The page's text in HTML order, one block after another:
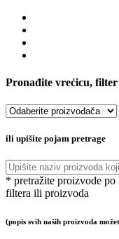
Pronađite vrećicu,
ili upišite pojam pretrage
* pretražite proizvode po
filtera ili proizvoda
(popis svih naših proizvoda